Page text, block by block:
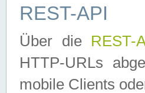
REST-API
Über die REST-
HTTP-URLs
mobile Clients